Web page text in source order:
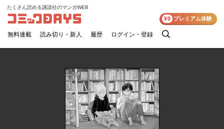
コミックDAYS
たくさん読める講談社のマンガWEB
無料連載 読み切り・新人 履歴 ログイン・登録
検
¥0 プレミアム体験